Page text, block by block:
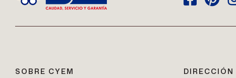
SOBRE CYEM DIRECCIÓN